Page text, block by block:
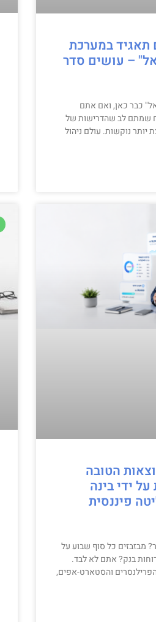
תאגיד במערכת
– עושים סדר
כבר כאן, ואם אתם
שמתם לב שהדרישות של
נוקשות. עולם ניהול
הטובה
ידי בינה
פיננסית
מבזבזים כל סוף שבוע על
בנק? אתם לא לבד.
והסטארט-אפים,